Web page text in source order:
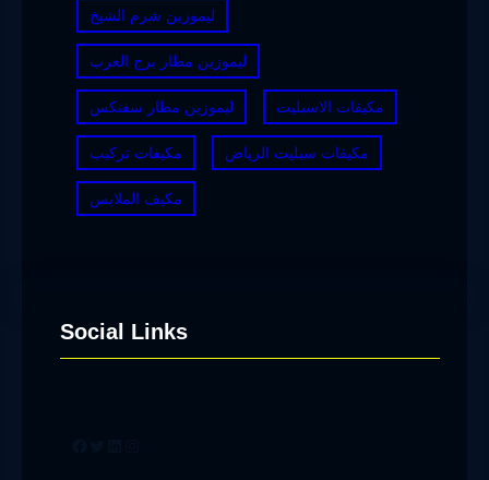
ليموزين شرم الشيخ
ليموزين مطار برج العرب
ليموزين مطار سفنكس مكيفات الاسبليت
مكيفات تركيب مكيفات سبليت الرياض
مكيف الملابس
Social Links